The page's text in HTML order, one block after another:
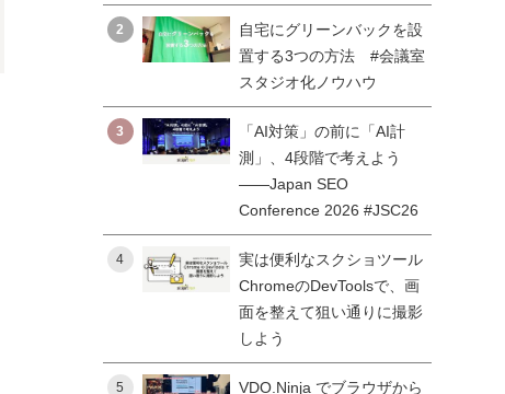
2
自宅にグリーンバックを設
置する3つの方法 #会議室
スタジオ化ノウハウ
3
「AI対策」の前に「AI計
測」、4段階で考えよう
——Japan SEO
Conference 2026 #JSC26
4
実は便利なスクショツール
ChromeのDevToolsで、画
面を整えて狙い通りに撮影
しよう
5
VDO.Ninja でブラウザから